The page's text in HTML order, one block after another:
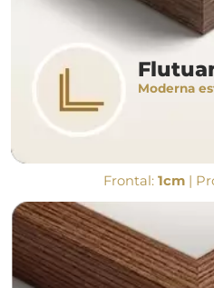
Moderna
Frontal: 1cm |